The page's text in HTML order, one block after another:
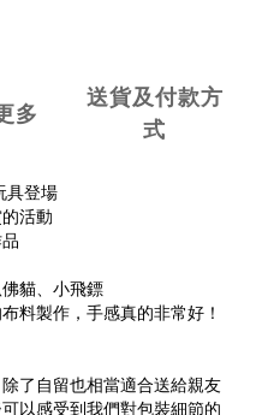
多
送貨及付款方
式
具登場
活動
貓、小飛鏢
料製作，手感真的非常好！
了自留也相當適合送給親友
以感受到我們對包裝細節的